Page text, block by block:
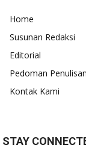
Home
Susunan Redaksi
Editorial
Pedoman Penulisan
Kontak Kami
STAY